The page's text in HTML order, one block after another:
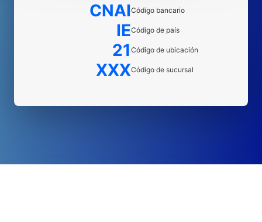
CNAICódigo bancario
IECódigo de país
21 Código de ubicación
XXXCódigo de sucursal